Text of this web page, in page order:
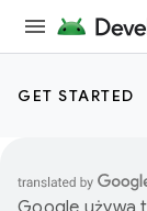
GET STARTED